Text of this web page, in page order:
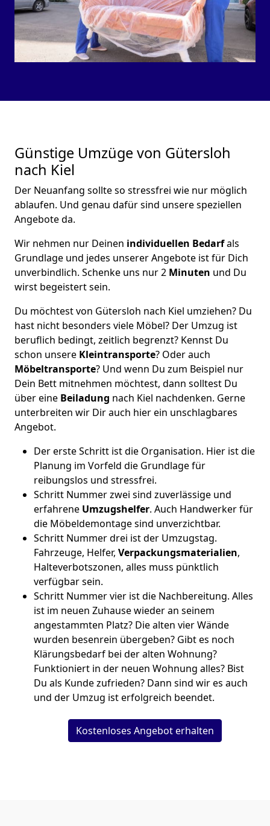
Günstige Umzüge von Gütersloh
nach Kiel
Der Neuanfang sollte so stressfrei wie nur möglich
ablaufen. Und genau dafür sind unsere speziellen
Angebote da.
Wir nehmen nur Deinen individuellen Bedarfals
Grundlage und jedes unserer Angebote ist für Dich
unverbindlich. Schenke uns nur 2 Minuten und Du
wirst begeistert sein.
Du möchtest von Gütersloh nach Kiel umziehen? Du
hast nicht besonders viele Möbel? Der Umzug ist
beruflich bedingt, zeitlich begrenzt? Kennst Du
schon unsere Kleintransporte? Oder auch
Möbeltransporte? Und wenn Du zum Beispiel nur
Dein Bett mitnehmen möchtest, dann solltest Du
über eine Beiladung nach Kiel nachdenken. Gerne
unterbreiten wir Dir auch hier ein unschlagbares
Angebot.
Der erste Schritt ist die Organisation. Hier ist die
Planung im Vorfeld die Grundlage für
reibungslos und stressfrei.
Schritt Nummer zwei sind zuverlässige und
erfahrene Umzugshelfer. Auch Handwerker für
die Möbeldemontage sind unverzichtbar.
Schritt Nummer drei ist der Umzugstag.
Fahrzeuge, Helfer, Verpackungsmaterialien,
Halteverbotszonen, alles muss pünktlich
verfügbar sein.
Schritt Nummer vier ist die Nachbereitung. Alles
ist im neuen Zuhause wieder an seinem
angestammten Platz? Die alten vier Wände
wurden besenrein übergeben? Gibt es noch
Klärungsbedarf bei der alten Wohnung?
Funktioniert in der neuen Wohnung alles? Bist
Du als Kunde zufrieden? Dann sind wir es auch
und der Umzug ist erfolgreich beendet.
Kostenloses Angebot erhalten